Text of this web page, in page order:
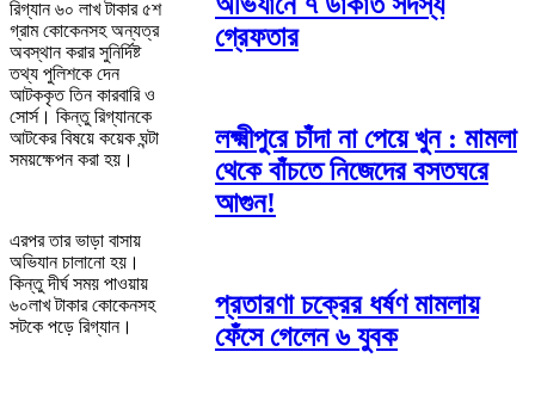
রিগ্যান ৬০ লাখ টাকার ৫শ
গ্রাম কোকেনসহ অন্যত্র
অবস্থান করার সুনির্দিষ্ট
তথ্য পুলিশকে দেন
আটককৃত তিন কারবারি ও
সোর্স। কিন্তু রিগ্যানকে
আটকের বিষয়ে কয়েক ঘন্টা
সময়ক্ষেপন করা হয়।
এরপর তার ভাড়া বাসায়
অভিযান চালানো হয়।
কিন্তু দীর্ঘ সময় পাওয়ায়
৬০লাখ টাকার কোকেনসহ
সটকে পড়ে রিগ্যান।
গ্রেফতার
লক্ষ্মীপুরে চাঁদা না পেয়ে খুন : মামলা
থেকে বাঁচতে নিজেদের বসতঘরে
আগুন!
প্রতারণা চক্রের ধর্ষণ মামলায়
ফেঁসে গেলেন ৬ যুবক